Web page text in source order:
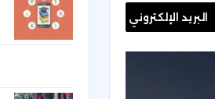
البريد الإلكتروني